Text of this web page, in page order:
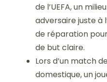
de l’UEFA, un
adversaire juste à
de réparation
de but claire.
Lors d’un match
domestique, un